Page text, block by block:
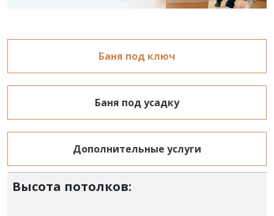
Баня под ключ
Баня под усадку
Дополнительные услуги
Высота потолков: